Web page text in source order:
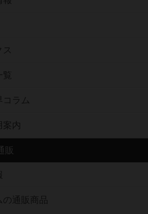
ス
コラム
案内
販
の通販商品